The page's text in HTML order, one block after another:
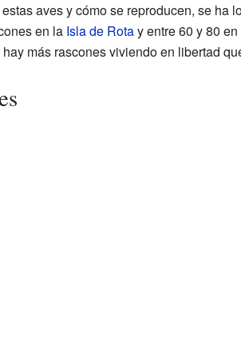
aves y cómo se reproducen, se ha
en la Isla de Rotay entre 60 y 80
más rascones viviendo en libertad